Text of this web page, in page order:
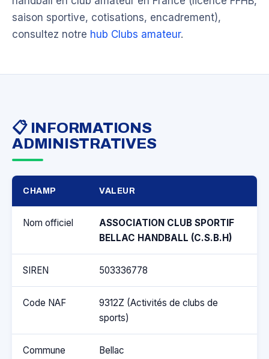
saison sportive, cotisations, encadrement),
consultez notre hub Clubs amateur.
📋 INFORMATIONS
ADMINISTRATIVES
CHAMP VALEUR
Nom officiel
ASSOCIATION CLUB SPORTIF
BELLAC HANDBALL (C.S.B.H)
SIREN 503336778
Code NAF
9312Z (Activités de clubs de
sports)
Commune
Bellac